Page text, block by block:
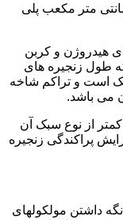
0.941 تا 0.959 گرم بر سانتی متر مکعب پلی
هیدروژن و کربن
طول زنجیره های
اتیلن سبک است و تراکم شاخه
می باشد.
از نوع سبک آن
پراکندگی زنجیره
داشتن مولکولهای